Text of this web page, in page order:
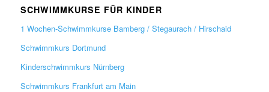
SCHWIMMKURSE FÜR KINDER
1 Wochen-Schwimmkurse Bamberg / Stegaurach / Hirschaid
Schwimmkurs Dortmund
Kinderschwimmkurs Nürnberg
Schwimmkurs Frankfurt am Main